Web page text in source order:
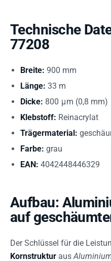
Technische
77208
Breite: 900 mm
Länge: 33 m
Dicke: 800 μm (0,8 mm)
Klebstoff: Reinacrylat
Trägermaterial:
Farbe: grau
EAN: 4042448446329
Aufbau:
auf
Der Schlüssel für die
Kornstruktur aus